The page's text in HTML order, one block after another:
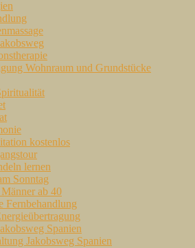
Wohnraum und Grundstücke
kostenlos
lernen
Sonntag
ab 40
Fernbehandlung
Spanien
Jakobsweg Spanien